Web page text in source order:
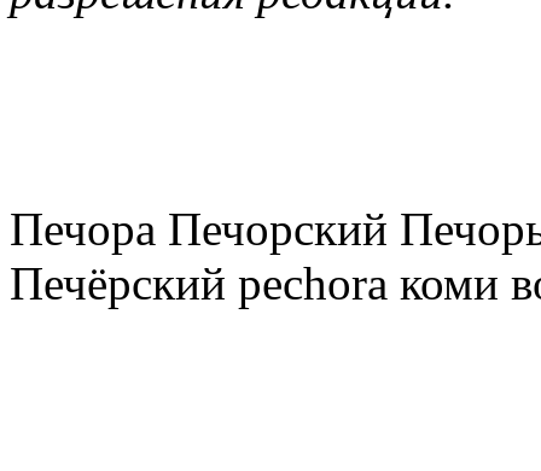
Печора Печорский
Печёрский pechora коми